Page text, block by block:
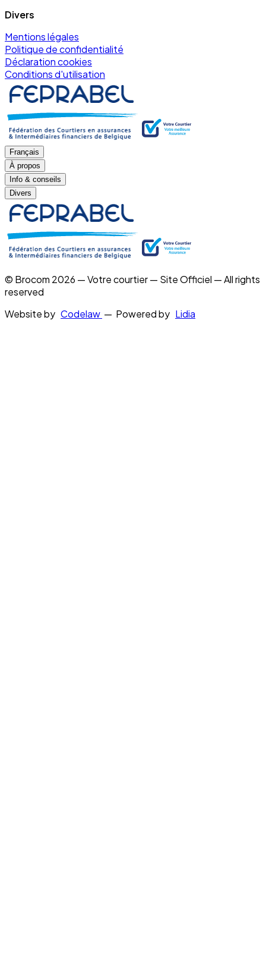
Divers
Mentions légales
Politique de confidentialité
Déclaration cookies
Conditions d'utilisation
Français
À propos
Info & conseils
Divers
© Brocom 2026 — Votre courtier — Site Officiel — All rights
reserved
Website by Codelaw — Powered by Lidia